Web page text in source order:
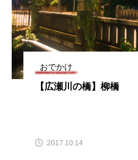
ぐんまい
ん編集部
2022.10.24
TAG LIST
うどん お散歩
おでかけ
【広瀬川の橋】柳橋
2017.10.14